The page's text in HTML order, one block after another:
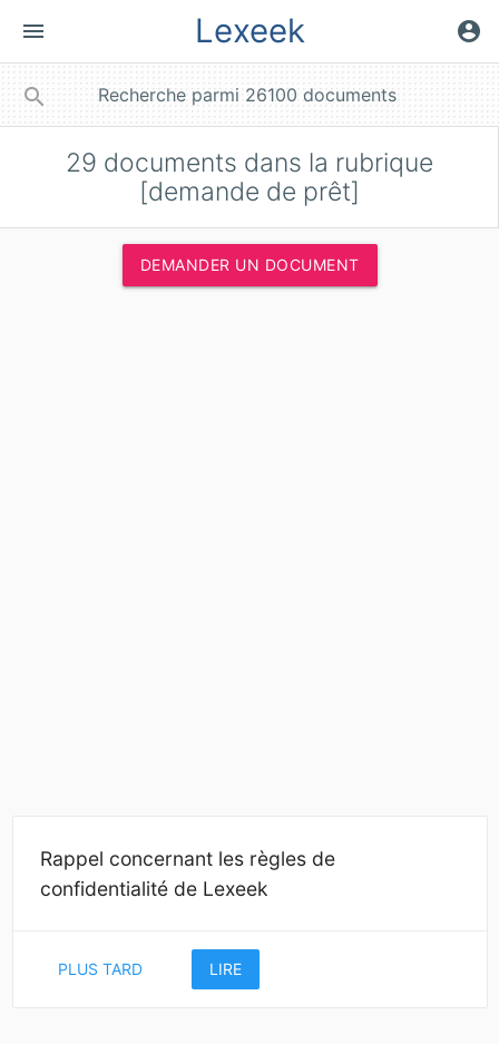
menu Lexeek account_circle
search
29 documents dans la rubrique
[demande de prêt]
DEMANDER UN DOCUMENT
Rappel concernant les règles de
confidentialité de Lexeek
PLUS TARD LIRE